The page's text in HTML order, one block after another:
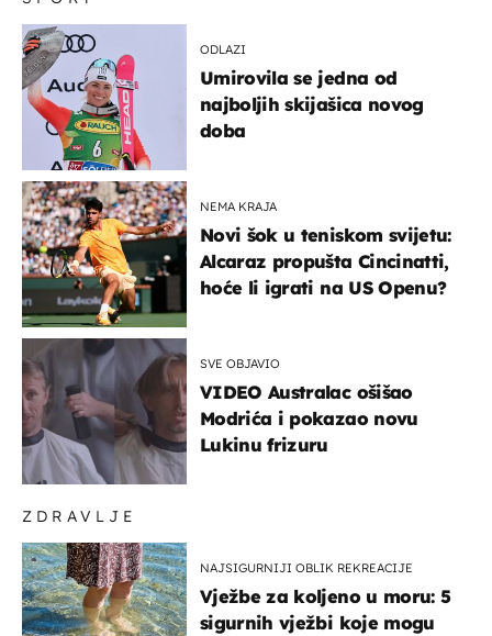
ZDRAVLJE
NAJSIGURNIJI OBLIK REKREACIJE
Vježbe za koljeno u moru: 5
sigurnih vježbi koje mogu
ODLAZI
Umirovila se jedna od
najboljih skijašica novog
doba
NEMA KRAJA
Novi šok u teniskom svijetu:
Alcaraz propušta Cincinatti,
hoće li igrati na US Openu?
SVE OBJAVIO
VIDEO Australac ošišao
Modrića i pokazao novu
Lukinu frizuru